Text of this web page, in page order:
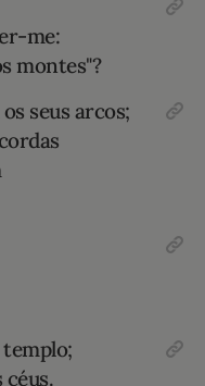
me:
montes"?
seus arcos;